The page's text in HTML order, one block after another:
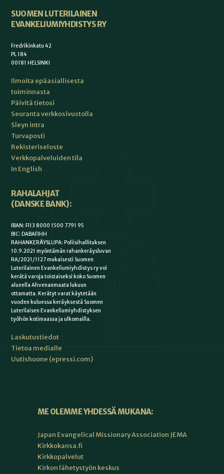
SUOMEN LUTERILAINEN
EVANKELIUMIYHDISTYS RY
Fredrikinkatu 42
PL 184
00181 HELSINKI
Ilmoita epäasiallisesta
toiminnasta
Päivitä tietosi
Seuranta verkkosivustolla
Sleyn intra
Turvaposti
Rekisteriseloste
Verkkopalveluiden tila
In English
RAHALAHJAT
(DANSKE BANK):
IBAN: FI13 8000 1500 7791 95
BIC: DABAFIHH
RAHANKERÄYSLUPA: Poliisihallituksen
10.9.2021 myöntämän rahankeräysluvan
RA/2021/1127 mukaisesti Suomen
Luterilainen Evankeliumiyhdistys ry voi
kerätä varoja toistaiseksi koko Suomen
alueella Ahvenanmaata lukuun
ottamatta. Kerätyt varat käytetään
vuoden kuluessa keräyksestä Suomen
Luterilaisen Evankeliumiyhdistyksen
työhön kotimaassa ja ulkomailla.
Laskutustiedot
Tietoa medialle
Uutishuone (epressi.com)
ME OLEMME YHDESSÄ MUKANA:
Japan Evangelical Missionary Association JEMA
Kirkkokansa.fi
Kirkkopalvelut
Kirkon lähetystyön keskus